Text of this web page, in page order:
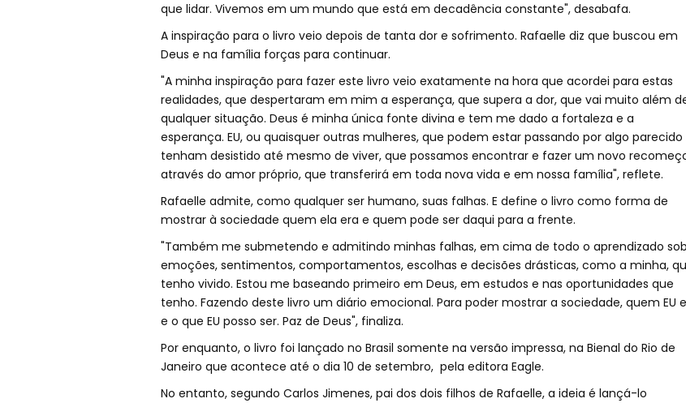
que lidar. Vivemos em um mundo que está em decadência constante", desabafa.
A inspiração para o livro veio depois de tanta dor e sofrimento. Rafaelle diz que buscou em
Deus e na família forças para continuar.
"A minha inspiração para fazer este livro veio exatamente na hora que acordei para estas
realidades, que despertaram em mim a esperança, que supera a dor, que vai muito além
qualquer situação. Deus é minha única fonte divina e tem me dado a fortaleza e a
esperança. EU, ou quaisquer outras mulheres, que podem estar passando por algo parecido
tenham desistido até mesmo de viver, que possamos encontrar e fazer um novo
através do amor próprio, que transferirá em toda nova vida e em nossa família", reflete.
Rafaelle admite, como qualquer ser humano, suas falhas. E define o livro como forma de
mostrar à sociedade quem ela era e quem pode ser daqui para a frente.
"Também me submetendo e admitindo minhas falhas, em cima de todo o aprendizado
emoções, sentimentos, comportamentos, escolhas e decisões drásticas, como a minha,
tenho vivido. Estou me baseando primeiro em Deus, em estudos e nas oportunidades que
tenho. Fazendo deste livro um diário emocional. Para poder mostrar a sociedade, quem EU
e o que EU posso ser. Paz de Deus", finaliza.
Por enquanto, o livro foi lançado no Brasil somente na versão impressa, na Bienal do Rio de
Janeiro que acontece até o dia 10 de setembro, pela editora Eagle.
No entanto, segundo Carlos Jimenes, pai dos dois filhos de Rafaelle, a ideia é lançá-lo